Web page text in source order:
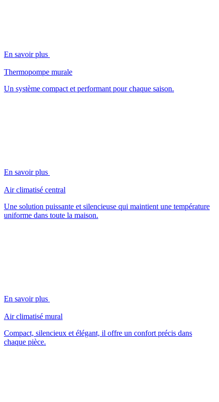
En savoir plus
Thermopompe murale
Un système compact et performant pour chaque saison.
En savoir plus
Air climatisé central
Une solution puissante et silencieuse qui maintient une température
uniforme dans toute la maison.
En savoir plus
Air climatisé mural
Compact, silencieux et élégant, il offre un confort précis dans
chaque pièce.